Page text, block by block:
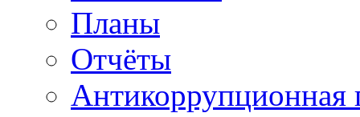
Планы
Отчёты
Антикоррупционная